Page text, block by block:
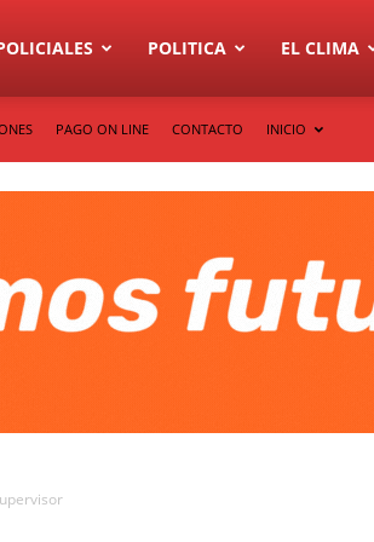
POLITICA EL CLIMA
PAGO ON LINE CONTACTO INICIO